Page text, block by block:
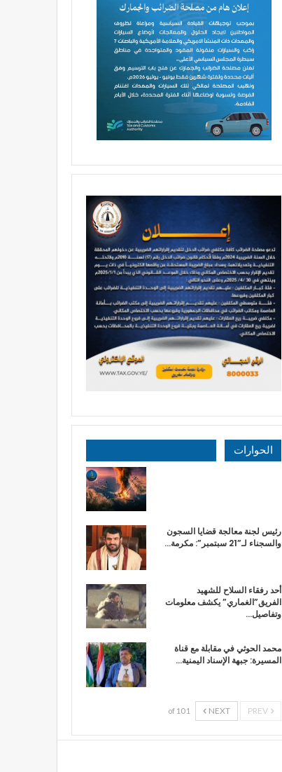
الحوارات
رئيس لجنة معالجة قضايا السجون
والسجناء لـ”21 سبتمبر”: مكرمة…
أحد رفقاء السلاح للشهيد
الفريق”الغماري” يكشف معلومات
وتفاصيل…
محمد الحوثي في مقابلة مع قناة
المسيرة: جبهة الإسناد اليمنية…
NEXT
1 of 10